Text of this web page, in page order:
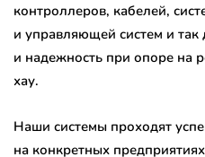
контроллеров, кабелей,
и управляющей систем и так
и надежность при опоре на
хау.
Наши системы проходят
на конкретных